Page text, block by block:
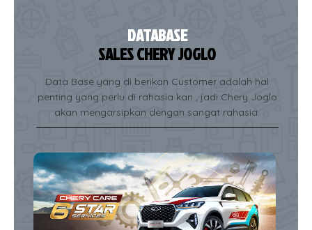
DATABASE
SALES CHERY JOGLO
Data Base yang di berikan Customer adalah hal
penting yang perlu di rahasia kan , jadi Chery Joglo
akan mengarsipkan dengan sangat rahasia.